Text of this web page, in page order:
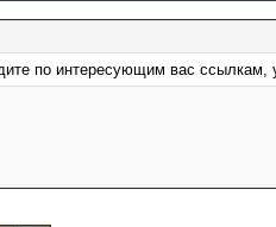
по интересующим вас